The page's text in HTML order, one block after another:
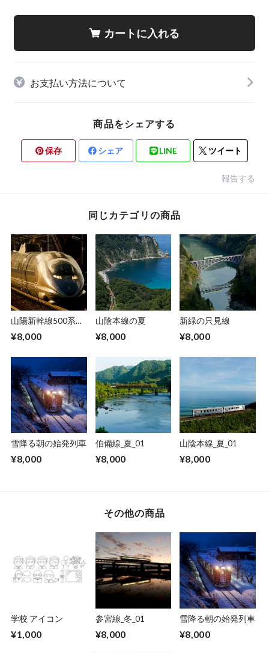
カートに入れる
お支払い方法について
商品をシェアする
保存 シェア LINE ツイート
報告する
同じカテゴリの商品
山陽新幹線500系
¥8,000
山陰本線の夏
¥8,000
新緑の只見線
¥8,000
雪降る朝の始発列車
¥8,000
伯備線_夏_01
¥8,000
山陰本線_夏_01
¥8,000
その他の商品
学校 アイコン
¥1,000
参宮線_冬_01
¥8,000
雪降る朝の始発列車
¥8,000